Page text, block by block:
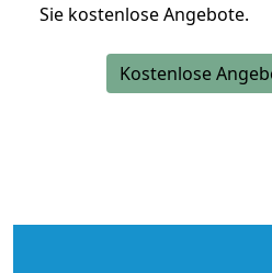
Sie kostenlose Angebote.
Kostenlose